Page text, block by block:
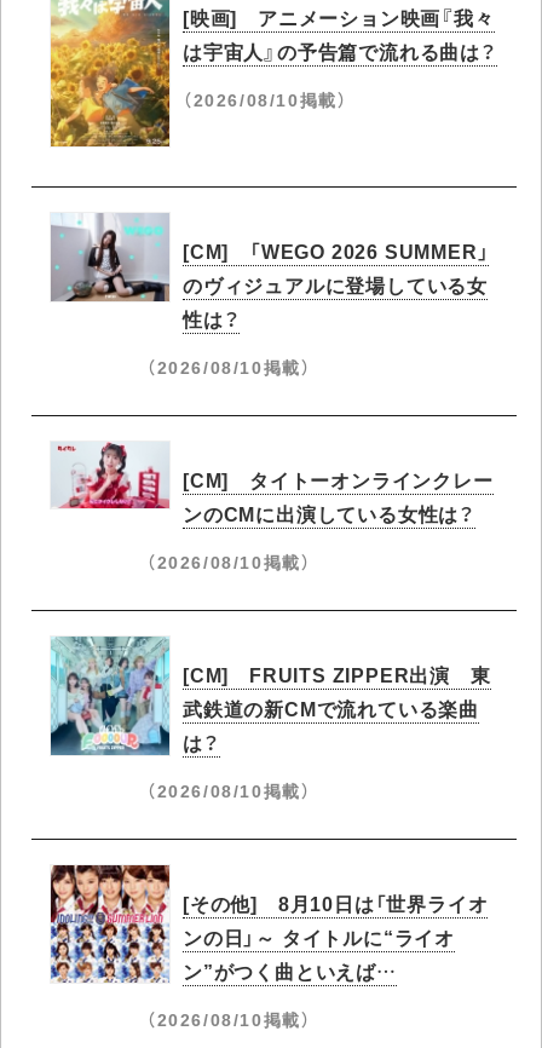
[映画] アニメーション映画『我々
は宇宙人』の予告篇で流れる曲は？
（2026/08/10掲載）
[CM] 「WEGO 2026 SUMMER」
のヴィジュアルに登場している女
性は？
（2026/08/10掲載）
[CM] タイトーオンラインクレー
ンのCMに出演している女性は？
（2026/08/10掲載）
[CM] FRUITS ZIPPER出演 東
武鉄道の新CMで流れている楽曲
は？
（2026/08/10掲載）
[その他] 8月10日は「世界ライオ
ンの日」～ タイトルに“ライオ
ン”がつく曲といえば…
（2026/08/10掲載）